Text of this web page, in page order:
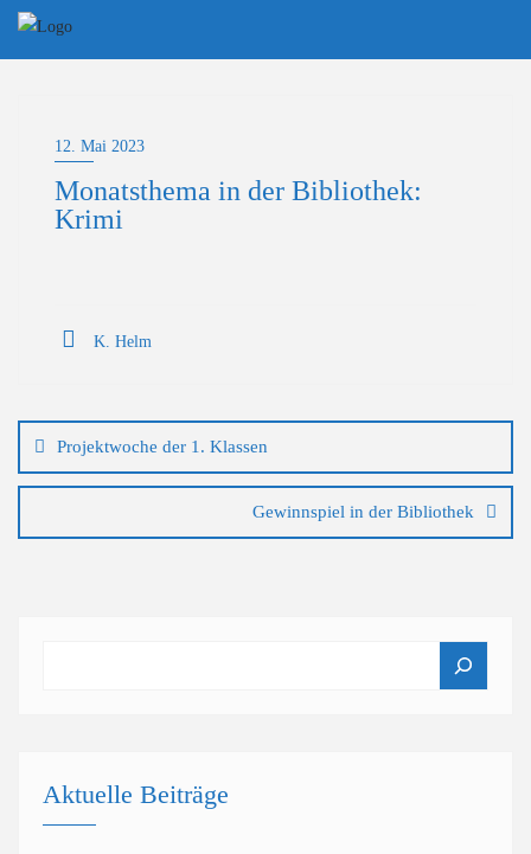
Skip
12. Mai 2023
Monatsthema in der Bibliothek:
Krimi
K. Helm
Projektwoche der 1. Klassen
Gewinnspiel in der Bibliothek
Aktuelle Beiträge